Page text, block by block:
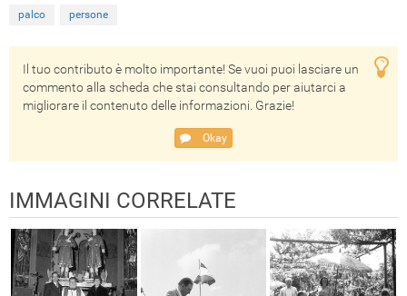
palco persone
Il tuo contributo è molto importante! Se vuoi puoi lasciare un
commento alla scheda che stai consultando per aiutarci a
migliorare il contenuto delle informazioni. Grazie!
Okay
IMMAGINI CORRELATE